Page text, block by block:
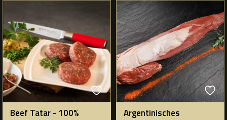
Beef Tatar - 100%
Argentinisches